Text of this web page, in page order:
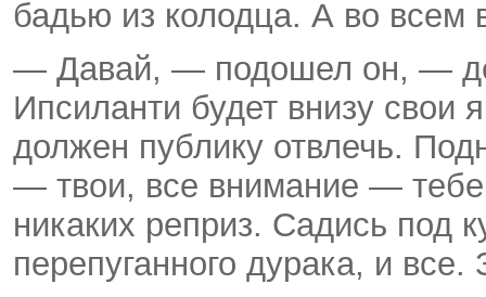
бадью из колодца. А во всем
— Давай, — подошел он, —
Ипсиланти будет внизу свои
должен публику отвлечь.
— твои, все внимание —
никаких реприз. Садись под
перепуганного дурака, и